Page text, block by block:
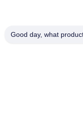
secteur de
Good day, what